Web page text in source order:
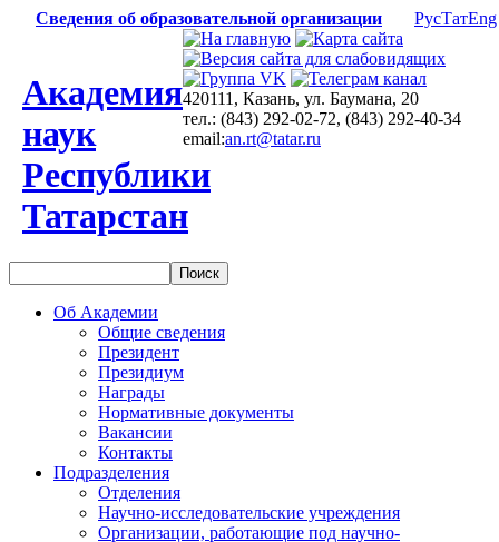
Сведения об образовательной организации РусТатEng
Академия
наук
Республики
Татарстан
420111, Казань, ул. Баумана, 20
тел.: (843) 292-02-72, (843) 292-40-34
email:an.rt@tatar.ru
Об Академии
Общие сведения
Президент
Президиум
Награды
Нормативные документы
Вакансии
Контакты
Подразделения
Отделения
Научно-исследовательские учреждения
Организации, работающие под научно-